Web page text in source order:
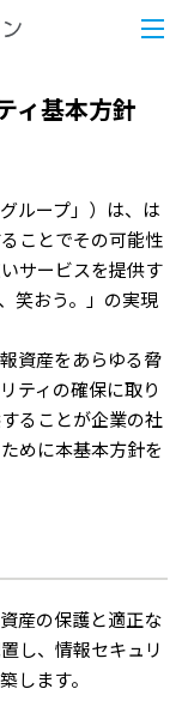
ィ基本方針
ループ」）は、は
ことでその可能性
サービスを提供す
笑おう。」の実現
資産をあらゆる脅
ティの確保に取り
ることが企業の社
めに本基本方針を
産の保護と適正な
し、情報セキュリ
します。